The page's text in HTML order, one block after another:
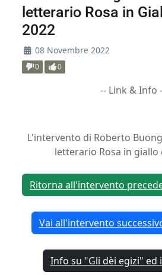
letterario Rosa in
2022
08 Novembre 2022
0 0
-- Link & Info
L'intervento di Roberto
letterario Rosa in giallo
Ritorna all'intervento
Vai all'intervento
Info su "Gli dèi egizi" ed